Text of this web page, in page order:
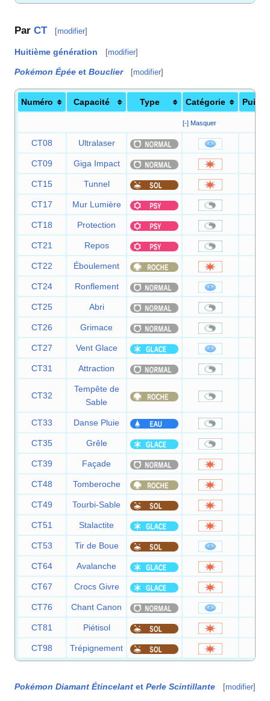
Par CT [modifier]
Huitième génération [modifier]
Pokémon Épée et Bouclier [modifier]
Numéro Capacité Type Catégorie
[-] Masquer
CT08 Ultralaser
CT09 Giga Impact
CT15 Tunnel
CT17 Mur Lumière
CT18 Protection
CT21 Repos
CT22 Éboulement
CT24 Ronflement
CT25 Abri
CT26 Grimace
CT27 Vent Glace
CT31 Attraction
CT32
Tempête de
Sable
CT33 Danse Pluie
CT35 Grêle
CT39 Façade
CT48 Tomberoche
CT49 Tourbi-Sable
CT51 Stalactite
CT53 Tir de Boue
CT64 Avalanche
CT67 Crocs Givre
CT76 Chant Canon
CT81 Piétisol
CT98 Trépignement
Pokémon Diamant Étincelant et Perle Scintillante [modifier]